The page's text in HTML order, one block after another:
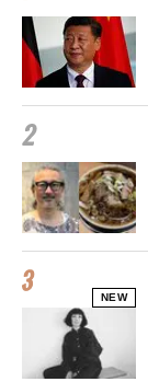
NEW